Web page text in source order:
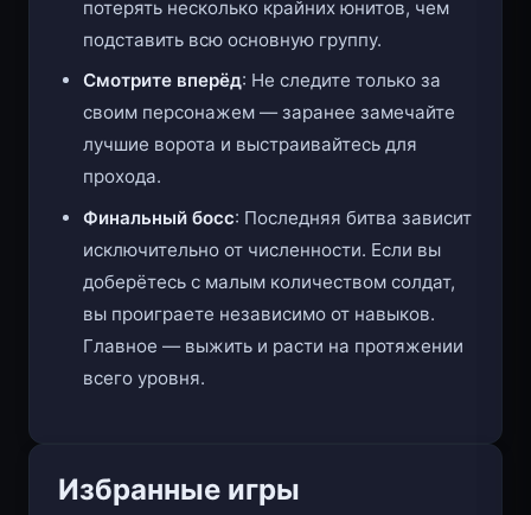
потерять несколько крайних юнитов, чем
подставить всю основную группу.
Смотрите вперёд: Не следите только за
своим персонажем — заранее замечайте
лучшие ворота и выстраивайтесь для
прохода.
Финальный босс: Последняя битва зависит
исключительно от численности. Если вы
доберётесь с малым количеством солдат,
вы проиграете независимо от навыков.
Главное — выжить и расти на протяжении
всего уровня.
Избранные игры